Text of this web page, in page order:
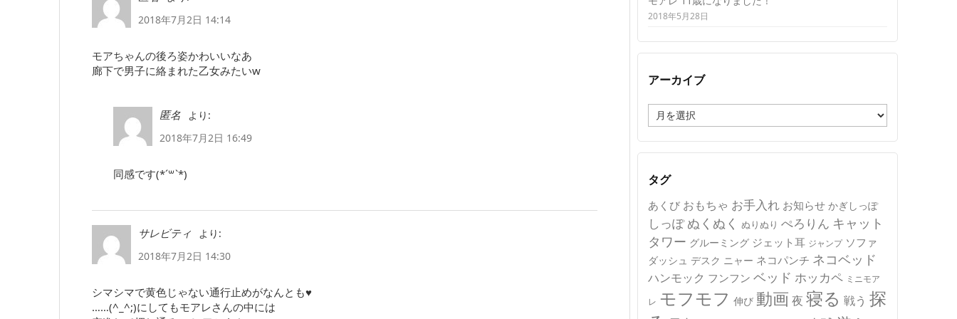
2018年7月2日 14:14
モアちゃんの後ろ姿かわいいなあ
廊下で男子に絡まれた乙女みたいw
匿名
より:
2018年7月2日 16:49
同感です(*´꒳`*)
サレビティ
より:
2018年7月2日 14:30
シマシマで黄色じゃない通行止めがなんとも♥
……(^_^;)にしてもモアレさんの中には
2018年5月28日
アーカイブ
ー
カ
イ
タグ
あくび おもちゃ お手入れ お知らせ かぎしっぽ
しっぽ ぬくぬく ぬりぬり ぺろりん キャット
タワー グルーミング ジェット耳 ジャンプ ソファ
ダッシュ デスク ニャー ネコパンチ ネコベッド
ハンモック フンフン ベッド ホッカペ ミニモア
レ モフモフ 伸び 動画 夜 寝る 戦う 探